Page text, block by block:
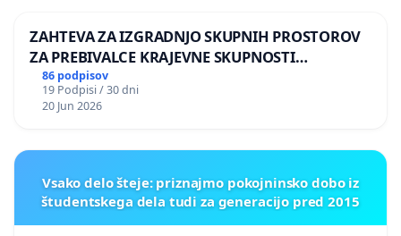
ZAHTEVA ZA IZGRADNJO SKUPNIH PROSTOROV
ZA PREBIVALCE KRAJEVNE SKUPNOSTI
PRESTRANEK
86 podpisov
19 Podpisi / 30 dni
20 Jun 2026
Vsako delo šteje: priznajmo pokojninsko dobo iz
študentskega dela tudi za generacijo pred 2015